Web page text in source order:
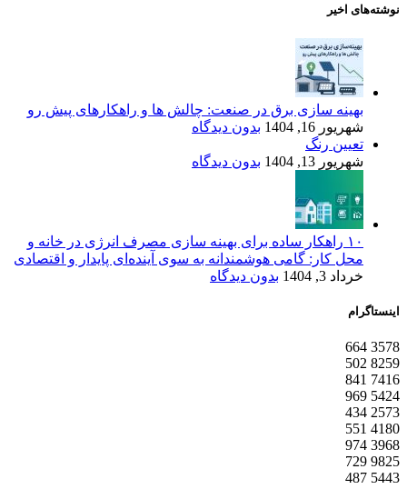
نوشته‌های اخیر
بهینه سازی برق در صنعت: چالش ها و راهکارهای پیش رو
شهریور 16, 1404
بدون دیدگاه
تعیین رنگ
شهریور 13, 1404
بدون دیدگاه
۱۰ راهکار ساده برای بهینه سازی مصرف انرژی در خانه و
محل کار: گامی هوشمندانه به سوی آینده‌ای پایدار و اقتصادی
خرداد 3, 1404
بدون دیدگاه
اینستاگرام
3578
664
8259
502
7416
841
5424
969
2573
434
4180
551
3968
974
9825
729
5443
487